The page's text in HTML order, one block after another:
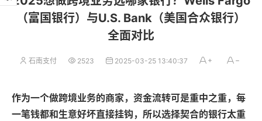
（富国银行）与U.S. Bank（美国合众银行）
全面对比
石南支付 2523 2025-03-25 13:40:37
作为一个做跨境业务的商家，资金流转可是重中之重，每
一笔钱都和生意好坏直接挂钩，所以选择契合的银行太重